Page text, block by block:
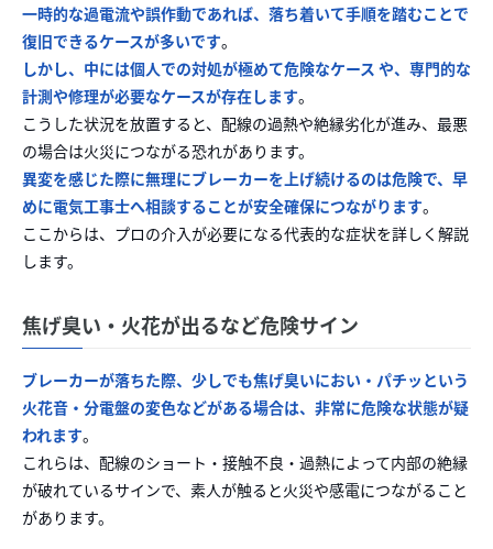
一時的な過電流や誤作動であれば、落ち着いて手順を踏むことで
復旧できるケースが多いです。
しかし、中には個人での対処が極めて危険なケース や、専門的な
計測や修理が必要なケースが存在します。
こうした状況を放置すると、配線の過熱や絶縁劣化が進み、最悪
の場合は火災につながる恐れがあります。
異変を感じた際に無理にブレーカーを上げ続けるのは危険で、早
めに電気工事士へ相談することが安全確保につながります。
ここからは、プロの介入が必要になる代表的な症状を詳しく解説
します。
焦げ臭い・火花が出るなど危険サイン
ブレーカーが落ちた際、少しでも焦げ臭いにおい・パチッという
火花音・分電盤の変色などがある場合は、非常に危険な状態が疑
われます。
これらは、配線のショート・接触不良・過熱によって内部の絶縁
が破れているサインで、素人が触ると火災や感電につながること
があります。